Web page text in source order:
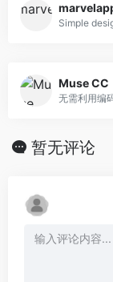
Muse CC
暂无评论